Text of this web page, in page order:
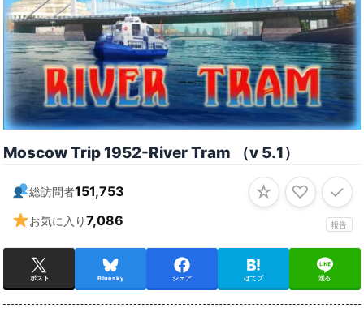
Moscow Trip 1952-River Tram （v 5․1）
総訪問者151,753
お気に入り7,086 報告
☆ ♡ ✓
ポスト Bluesky シェア はてブ 送る